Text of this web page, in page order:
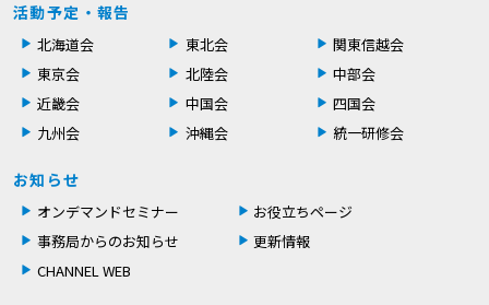
活動予定・報告
北海道会 東北会
関東信越会
東京会
北陸会
中部会
近畿会
中国会
四国会
九州会
沖縄会 統一研修会
お知らせ
オンデマンドセミナー
お役立ちページ
事務局からのお知らせ
更新情報
CHANNEL WEB